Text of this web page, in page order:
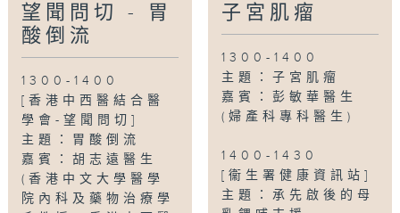
望聞問切 - 胃
酸倒流
1300-1400
[香港中西醫結合醫
學會-望聞問切]
主題：胃酸倒流
嘉賓：胡志遠醫生
(香港中文大學醫學
院內科及藥物治療學
子宮肌瘤
1300-1400
主題：子宮肌瘤
嘉賓：彭敏華醫生
(婦產科專科醫生)
1400-1430
[衞生署健康資訊站]
主題：承先啟後的母